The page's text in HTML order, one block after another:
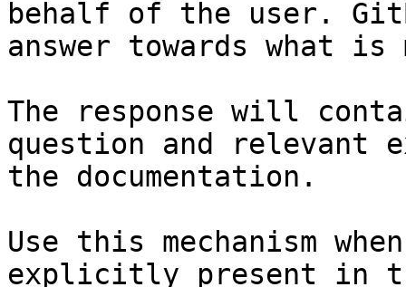
behalf of the user.
answer towards what
The response will
question and relevant
the documentation.
Use this mechanism
explicitly present in